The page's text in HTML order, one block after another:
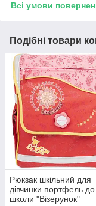
Всі умови
Подібні товари
Рюкзак шкільний для
дівчинки портфель до
школи "Візерунок"